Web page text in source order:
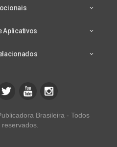
Aplicativos
Brasileira - Todos